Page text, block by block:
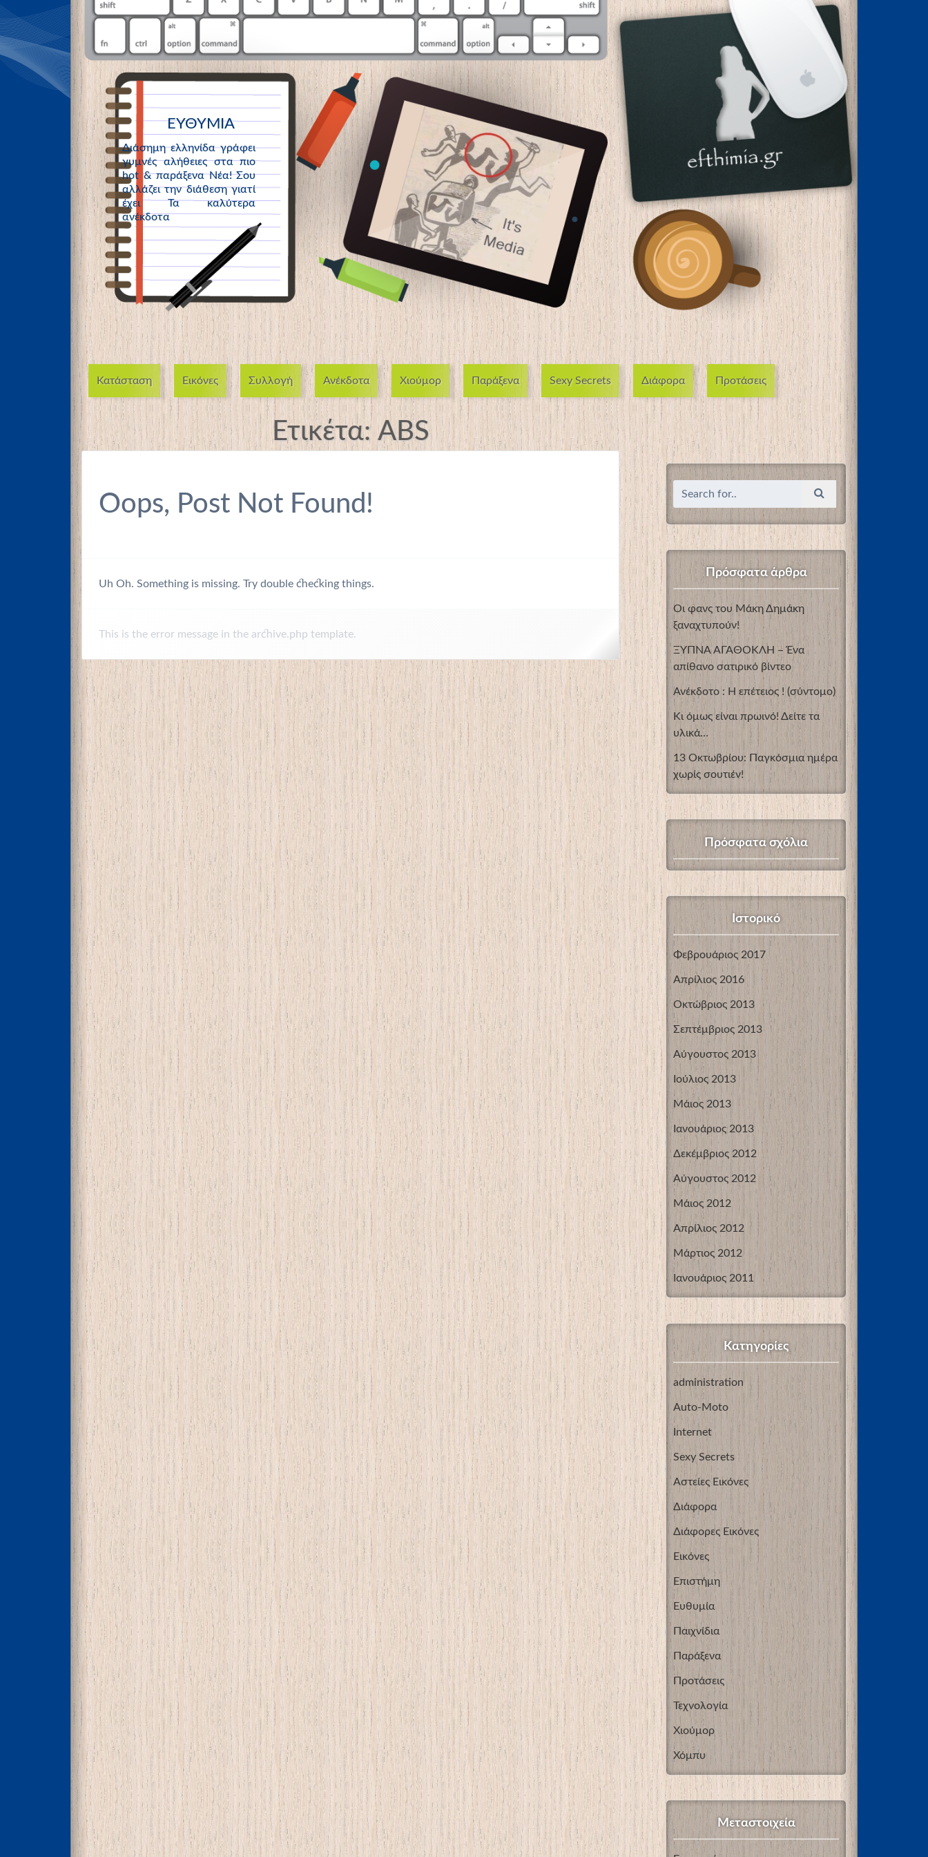
ΕΥΘΥΜΙΑ
Διάσημη ελληνίδα γράφει
γυμνές αλήθειες στα πιο
hot & παράξενα Νέα! Σου
αλλάζει την διάθεση γιατί
έχει Τα καλύτερα
ανέκδοτα
Κατάσταση Εικόνες Συλλογή Ανέκδοτα Χιούμορ Παράξενα Sexy Secrets Διάφορα Προτάσεις
Ετικέτα: ABS
Oops, Post Not Found!
Uh Oh. Something is missing. Try double checking things.
This is the error message in the archive.php template.
Πρόσφατα άρθρα
Οι φανς του Μάκη Δημάκη
ξαναχτυπούν!
ΞΥΠΝΑ ΑΓΑΘΟΚΛΗ – Ένα
απίθανο σατιρικό βίντεο
Ανέκδοτο : Η επέτειος ! (σύντομο)
Κι όμως είναι πρωινό! Δείτε τα
υλικά…
13 Οκτωβρίου: Παγκόσμια ημέρα
χωρίς σουτιέν!
Πρόσφατα σχόλια
Ιστορικό
Φεβρουάριος 2017
Απρίλιος 2016
Οκτώβριος 2013
Σεπτέμβριος 2013
Αύγουστος 2013
Ιούλιος 2013
Μάιος 2013
Ιανουάριος 2013
Δεκέμβριος 2012
Αύγουστος 2012
Μάιος 2012
Απρίλιος 2012
Μάρτιος 2012
Ιανουάριος 2011
Kατηγορίες
administration
Auto-Moto
Internet
Sexy Secrets
Αστείες Εικόνες
Διάφορα
Διάφορες Εικόνες
Εικόνες
Επιστήμη
Ευθυμία
Παιχνίδια
Παράξενα
Προτάσεις
Τεχνολογία
Χιούμορ
Χόμπυ
Μεταστοιχεία